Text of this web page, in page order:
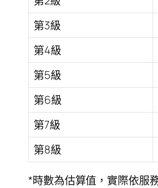
第3級
第4級
第5級
第6級
第7級
第8級
*時數為估算值，實際依服